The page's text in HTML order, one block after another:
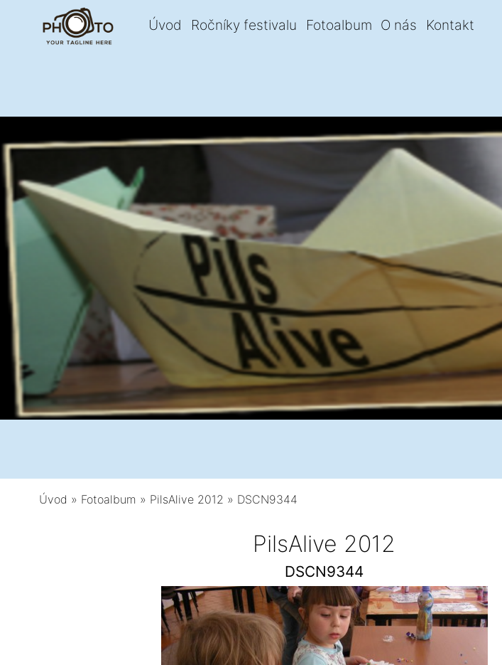
Úvod Ročníky festivalu Fotoalbum O nás Kontakt
Úvod » Fotoalbum » PilsAlive 2012 » DSCN9344
PilsAlive 2012
DSCN9344